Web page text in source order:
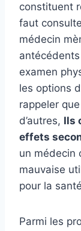
constituent
faut
médecin
examen
les options
rappeler
d’autres, Ils
effets
un médecin
mauvaise
pour la
Parmi les